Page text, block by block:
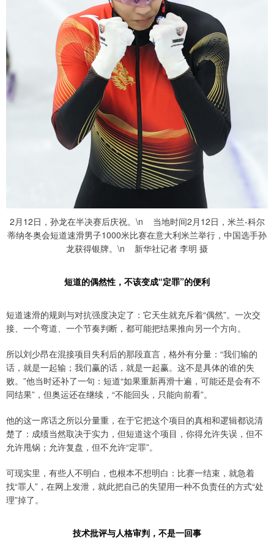
2月12日，孙龙在半决赛后庆祝。\n 当地时间2月12日，米兰-科尔
蒂纳冬奥会短道速滑男子1000米比赛在意大利米兰举行，中国选手孙
龙获得银牌。\n 新华社记者 李明 摄
短道的偶然性，不该变成“定罪”的便利
短道速滑的规则与对抗强度决定了：它天生就充斥着“偶然”。一次交
接、一个弯道、一个节奏判断，都可能把结果推向另一个方向。
所以刘少昂在混接项目失利后的那段直言，格外有分量：“我们输的
话，就是一起输；我们赢的话，就是一起赢。这不是具体的谁的失
败。”他当时还补了一句：短道“如果重新再滑十遍，可能还是会有不
同结果”，但奥运还在继续，“不能回头，只能向前看”。
他的这一席话之所以分量重，在于它把这个项目的真相和逻辑都说清
楚了：成绩当然取决于实力，但短道这个项目，你得允许失误，但不
允许甩锅；允许复盘，但不允许“定罪”。
可现实里，有些人不明白，也根本不想明白：比赛一结束，就急着
找“罪人”，在网上发泄，就此把自己的失望用一种不负责任的方式“处
理”掉了。
技术批评与人格审判，不是一回事